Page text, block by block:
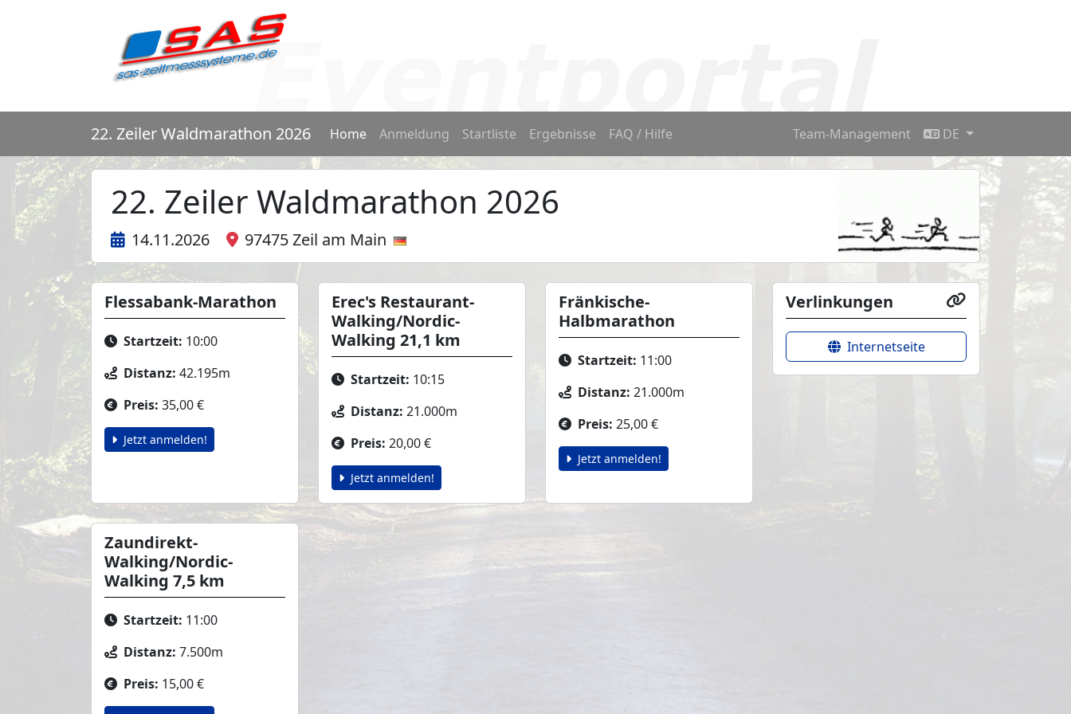
22. Zeiler Waldmarathon 2026 Home Anmeldung Startliste Ergebnisse FAQ / Hilfe Team-Management DE
22. Zeiler Waldmarathon 2026
14.11.2026 97475 Zeil am Main
Flessabank-Marathon
Startzeit: 10:00
Distanz: 42.195m
Preis: 35,00 €
Jetzt anmelden!
Erec's Restaurant-
Walking/Nordic-
Walking 21,1 km
Startzeit: 10:15
Distanz: 21.000m
Preis: 20,00 €
Jetzt anmelden!
Fränkische-
Halbmarathon
Startzeit: 11:00
Distanz: 21.000m
Preis: 25,00 €
Jetzt anmelden!
Zaundirekt-
Walking/Nordic-
Walking 7,5 km
Startzeit: 11:00
Distanz: 7.500m
Preis: 15,00 €
Verlinkungen
Internetseite